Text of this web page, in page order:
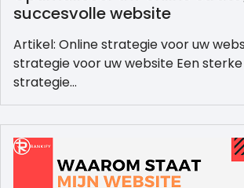
succesvolle website
Artikel: Online strategie voor uw
strategie voor uw website Een
strategie…